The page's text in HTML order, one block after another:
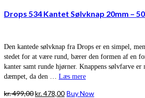
Drops 534 Kantet Sølvknap 20mm –
Den kantede sølvknap fra Drops er en simpel,
stedet for at være rund, bærer den formen af en
kanter samt runde hjørner. Knappens sølvfarve er
dæmpet, da den … Læs mere
kr.499,00Den
kr.478,00Den
Buy Now